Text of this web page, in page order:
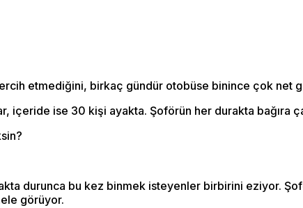
etmediğini, birkaç gündür otobüse binince çok net
içeride ise 30 kişi ayakta. Şoförün her durakta bağıra
durunca bu kez binmek isteyenler birbirini eziyor.
görüyor.